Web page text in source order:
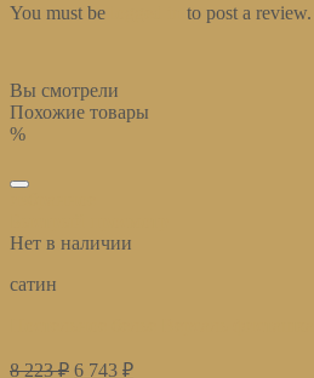
You must be
to post a review.
Вы смотрели
Похожие товары
%
Нет в наличии
сатин
8 223₽ 6 743 ₽